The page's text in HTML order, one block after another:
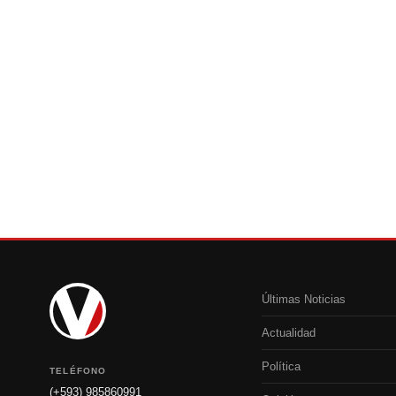
TELÉFONO
(+593) 985860991
Últimas Noticias
Actualidad
Política